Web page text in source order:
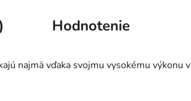
Hodnotenie
najmä vďaka svojmu vysokému výkonu v